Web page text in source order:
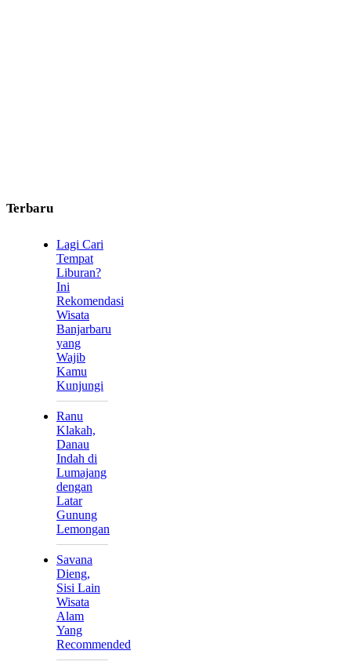
Terbaru
Lagi Cari
Tempat
Liburan?
Ini
Rekomendasi
Wisata
Banjarbaru
yang
Wajib
Kamu
Kunjungi
Ranu
Klakah,
Danau
Indah di
Lumajang
dengan
Latar
Gunung
Lemongan
Savana
Dieng,
Sisi Lain
Wisata
Alam
Yang
Recommended